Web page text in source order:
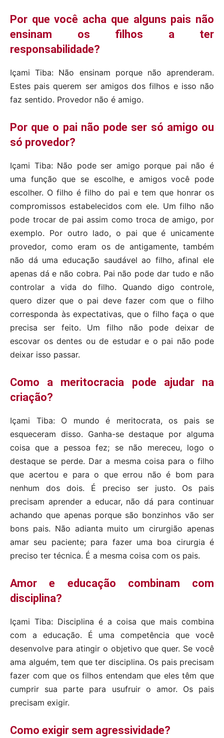
Por que você acha que alguns pais não
ensinam os filhos a ter
responsabilidade?
Içami Tiba: Não ensinam porque não aprenderam.
Estes pais querem ser amigos dos filhos e isso não
faz sentido. Provedor não é amigo.
Por que o pai não pode ser só amigo ou
só provedor?
Içami Tiba: Não pode ser amigo porque pai não é
uma função que se escolhe, e amigos você pode
escolher. O filho é filho do pai e tem que honrar os
compromissos estabelecidos com ele. Um filho não
pode trocar de pai assim como troca de amigo, por
exemplo. Por outro lado, o pai que é unicamente
provedor, como eram os de antigamente, também
não dá uma educação saudável ao filho, afinal ele
apenas dá e não cobra. Pai não pode dar tudo e não
controlar a vida do filho. Quando digo controle,
quero dizer que o pai deve fazer com que o filho
corresponda às expectativas, que o filho faça o que
precisa ser feito. Um filho não pode deixar de
escovar os dentes ou de estudar e o pai não pode
deixar isso passar.
Como a meritocracia pode ajudar na
criação?
Içami Tiba: O mundo é meritocrata, os pais se
esqueceram disso. Ganha-se destaque por alguma
coisa que a pessoa fez; se não mereceu, logo o
destaque se perde. Dar a mesma coisa para o filho
que acertou e para o que errou não é bom para
nenhum dos dois. É preciso ser justo. Os pais
precisam aprender a educar, não dá para continuar
achando que apenas porque são bonzinhos vão ser
bons pais. Não adianta muito um cirurgião apenas
amar seu paciente; para fazer uma boa cirurgia é
preciso ter técnica. É a mesma coisa com os pais.
Amor e educação combinam com
disciplina?
Içami Tiba: Disciplina é a coisa que mais combina
com a educação. É uma competência que você
desenvolve para atingir o objetivo que quer. Se você
ama alguém, tem que ter disciplina. Os pais precisam
fazer com que os filhos entendam que eles têm que
cumprir sua parte para usufruir o amor. Os pais
precisam exigir.
Como exigir sem agressividade?